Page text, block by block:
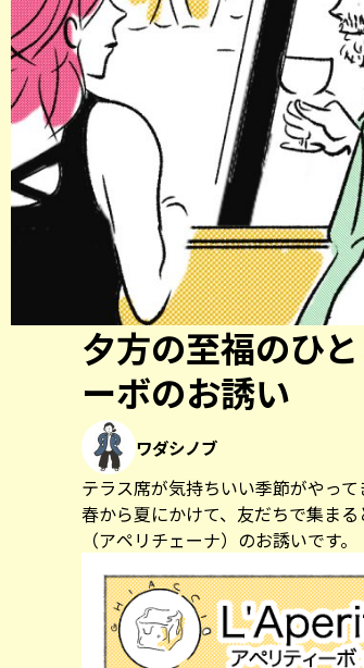
夕方の至福のひ
ーボのお誘い
ワダシノブ
テラス席が気持ちいい季節がやって
春から夏にかけて、友だちで集ま
（アペリチェーナ）のお誘いです。